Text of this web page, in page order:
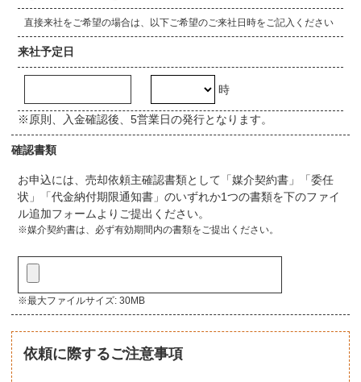
直接来社をご希望の場合は、以下ご希望のご来社日時をご記入ください
来社予定日
時
※原則、入金確認後、5営業日の発行となります。
確認書類
お申込には、売却依頼主確認書類として「媒介契約書」「委任
状」「代金納付期限通知書」のいずれか1つの書類を下のファイ
ル追加フォームよりご提出ください。
※媒介契約書は、必ず有効期間内の書類をご提出ください。
※最大ファイルサイズ: 30MB
依頼に際するご注意事項